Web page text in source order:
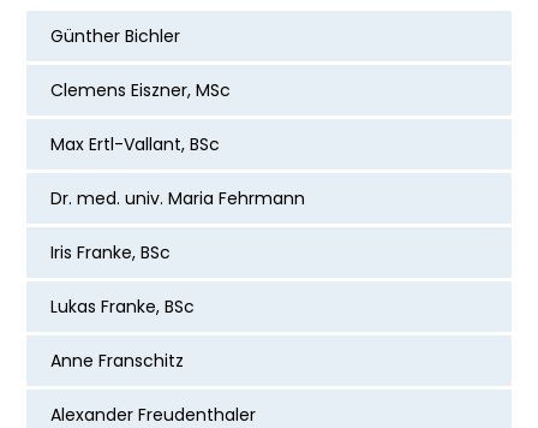
Günther Bichler
Clemens Eiszner, MSc
Max Ertl-Vallant, BSc
Dr. med. univ. Maria Fehrmann
Iris Franke, BSc
Lukas Franke, BSc
Anne Franschitz
Alexander Freudenthaler